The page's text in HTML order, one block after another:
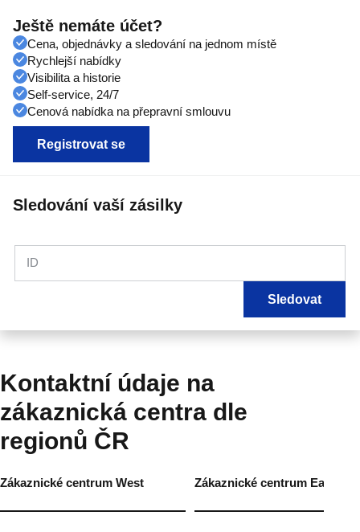
Ještě nemáte účet?
Cena, objednávky a sledování na jednom místě
Rychlejší nabídky
Visibilita a historie
Self-service, 24/7
Cenová nabídka na přepravní smlouvu
Registrovat se
Sledování vaší zásilky
ID
Sledovat
Kontaktní údaje na
zákaznická centra dle
regionů ČR
Zákaznické centrum West Zákaznické centrum East